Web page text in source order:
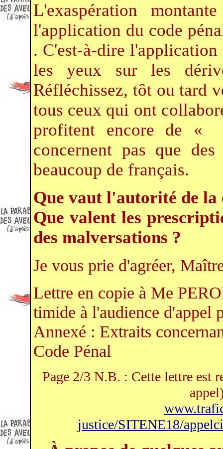
L'exaspération
l'application du code
. C'est-à-dire
les yeux sur les
Réfléchissez, tôt ou tard
tous ceux qui ont
profitent encore de
concernent pas que
beaucoup de français.
Que vaut l'autorité de la
Que valent les
des malversations ?
Je vous prie d'agréer,
Lettre en copie à Me
timide à l'audience d'appel
Annexé : Extraits
Code Pénal
Page 2/3 N.B. : Cette lettre est
justice/SITENE18/